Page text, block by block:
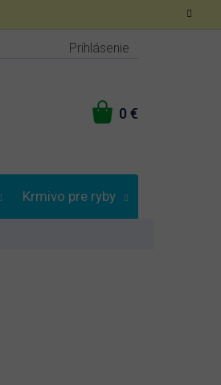
Prihlásenie
NÁKUPNÝ
Krmivo pre ryby